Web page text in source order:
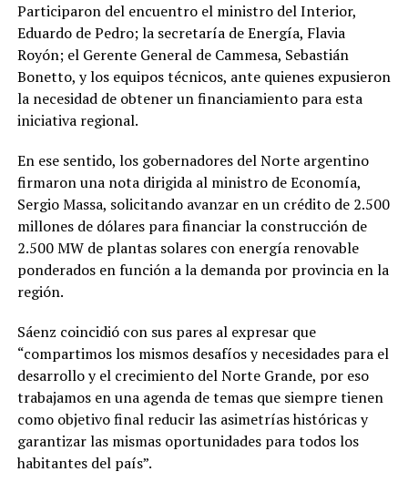
Participaron del encuentro el ministro del Interior,
Eduardo de Pedro; la secretaría de Energía, Flavia
Royón; el Gerente General de Cammesa, Sebastián
Bonetto, y los equipos técnicos, ante quienes expusieron
la necesidad de obtener un financiamiento para esta
iniciativa regional.
En ese sentido, los gobernadores del Norte argentino
firmaron una nota dirigida al ministro de Economía,
Sergio Massa, solicitando avanzar en un crédito de 2.500
millones de dólares para financiar la construcción de
2.500 MW de plantas solares con energía renovable
ponderados en función a la demanda por provincia en la
región.
Sáenz coincidió con sus pares al expresar que
“compartimos los mismos desafíos y necesidades para el
desarrollo y el crecimiento del Norte Grande, por eso
trabajamos en una agenda de temas que siempre tienen
como objetivo final reducir las asimetrías históricas y
garantizar las mismas oportunidades para todos los
habitantes del país”.